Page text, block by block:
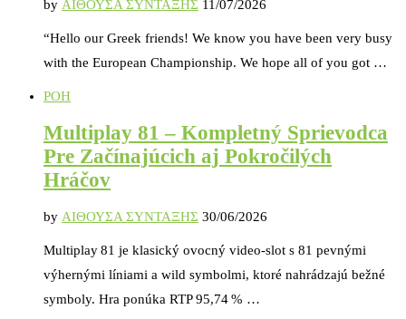
by ΑΙΘΟΥΣΑ ΣΥΝΤΑΞΗΣ 11/07/2026
“Hello our Greek friends! We know you have been very busy
with the European Championship. We hope all of you got …
ΡΟΗ
Multiplay 81 – Kompletný Sprievodca
Pre Začínajúcich aj Pokročilých
Hráčov
by ΑΙΘΟΥΣΑ ΣΥΝΤΑΞΗΣ 30/06/2026
Multiplay 81 je klasický ovocný video‑slot s 81 pevnými
výhernými líniami a wild symbolmi, ktoré nahrádzajú bežné
symboly. Hra ponúka RTP 95,74 % …